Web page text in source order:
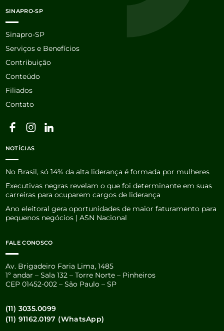
SINAPRO-SP
Sinapro-SP
Serviços e Benefícios
Contribuição
Conteúdo
Filiados
Contato
NOTÍCIAS
No Brasil, só 14% da alta liderança é formada por mulheres
Executivas negras revelam o que foi determinante em suas
carreiras para ocuparem cargos de liderança
Ano eleitoral gera oportunidades de maior faturamento para
pequenos negócios | ASN Nacional
FALE CONOSCO
Av. Brigadeiro Faria Lima, 1485
1º andar – Sala 132 – Torre Norte – Pinheiros
CEP 01452-002 – São Paulo – SP
(11) 3035.0099
(11) 91162.0197 (WhatsApp)